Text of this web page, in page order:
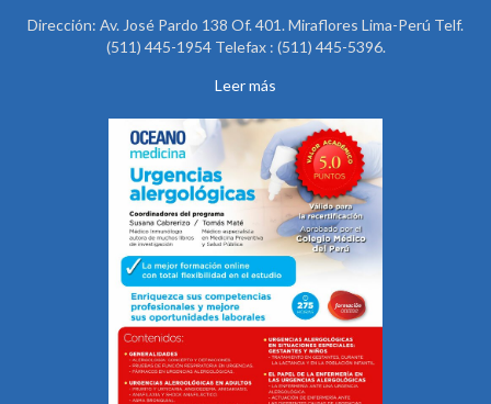
Dirección: Av. José Pardo 138 Of. 401. Miraflores Lima-Perú Telf.
(511) 445-1954 Telefax : (511) 445-5396.
Leer más